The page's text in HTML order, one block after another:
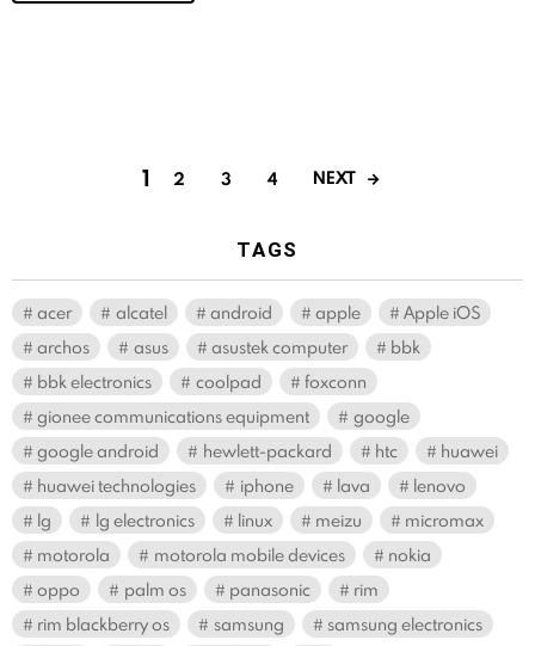
1 2 3 4 NEXT
TAGS
acer alcatel android apple
Apple iOS
archos
asus asustek computer
bbk
bbk electronics
coolpad
foxconn
gionee communications equipment
google
google android
hewlett-packard htc
huawei
huawei technologies
iphone lava
lenovo
lg
lg electronics linux meizu
micromax
motorola
motorola mobile devices
nokia
oppo
palm os panasonic
rim
rim blackberry os
samsung
samsung electronics